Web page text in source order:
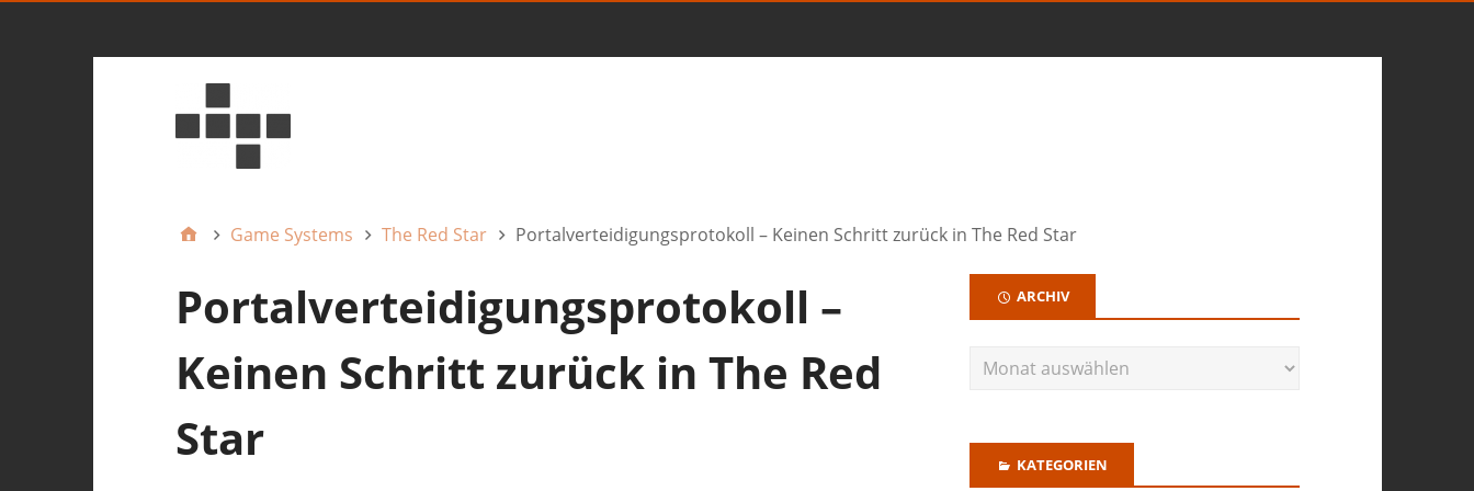
Game Systems The Red Star Portalverteidigungsprotokoll – Keinen Schritt zurück in The Red Star
Portalverteidigungsprotokoll –
Keinen Schritt zurück in The Red
Star
ARCHIV
KATEGORIEN